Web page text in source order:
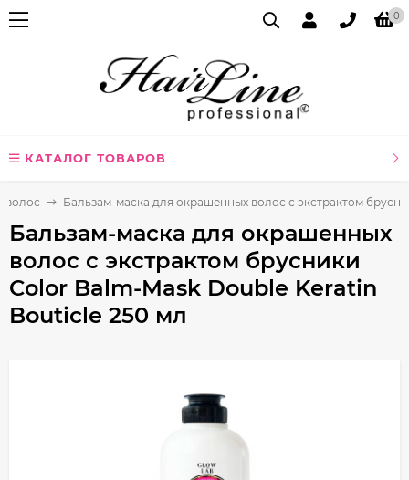
0
КАТАЛОГ ТОВАРОВ
волос Бальзам-маска для окрашенных волос с экстрактом
Бальзам-маска для окрашенных
волос с экстрактом брусники
Color Balm-Mask Double Keratin
Bouticle 250 мл